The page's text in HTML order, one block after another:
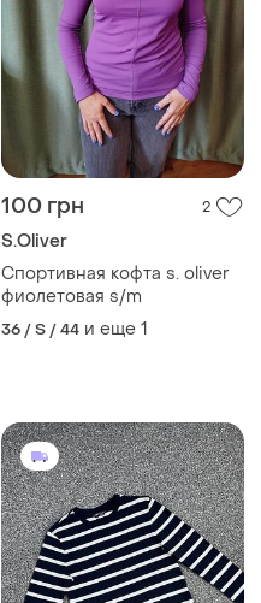
100 грн 2
S.Oliver
Спортивная кофта s. oliver
фиолетовая s/m
36 / S / 44 и еще 1